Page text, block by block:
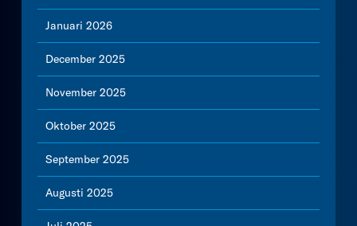
Januari 2026
December 2025
November 2025
Oktober 2025
September 2025
Augusti 2025